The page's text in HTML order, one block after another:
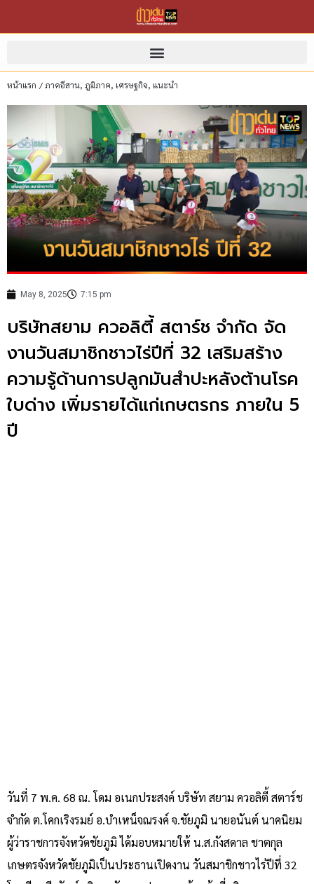
หน้าแรก /ภาคอีสาน, ภูมิภาค, เศรษฐกิจ, แนะนำ
May 8, 2025 7:15 pm
บริษัทสยาม ควอลิตี้ สตาร์ช จำกัด จัด
งานวันสมาชิกชาวไร่ปีที่ 32 เสริมสร้าง
ความรู้ด้านการปลูกมันสำปะหลังต้านโรค
ใบด่าง เพิ่มรายได้แก่เกษตรกร ภายใน 5
ปี
วันที่ 7 พ.ค. 68 ณ. โดม อเนกประสงค์ บริษัท สยาม ควอลิตี้ สตาร์ช
จำกัด ต.โคกเริงรมย์ อ.บำเหน็จณรงค์ จ.ชัยภูมิ นายอนันต์ นาคนิยม
ผู้ว่าราชการจังหวัดชัยภูมิ ได้มอบหมายให้ น.ส.กังสดาล ชาตกุล
เกษตรจังหวัดชัยภูมิเป็นประธานเปิดงาน วันสมาชิกชาวไร่ปีที่ 32